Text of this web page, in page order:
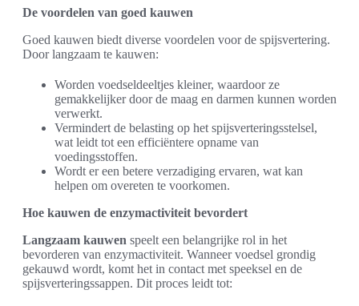
De voordelen van goed kauwen
Goed kauwen biedt diverse voordelen voor de spijsvertering.
Door langzaam te kauwen:
Worden voedseldeeltjes kleiner, waardoor ze
gemakkelijker door de maag en darmen kunnen worden
verwerkt.
Vermindert de belasting op het spijsverteringsstelsel,
wat leidt tot een efficiëntere opname van
voedingsstoffen.
Wordt er een betere verzadiging ervaren, wat kan
helpen om overeten te voorkomen.
Hoe kauwen de enzymactiviteit bevordert
Langzaam kauwen speelt een belangrijke rol in het
bevorderen van enzymactiviteit. Wanneer voedsel grondig
gekauwd wordt, komt het in contact met speeksel en de
spijsverteringssappen. Dit proces leidt tot: